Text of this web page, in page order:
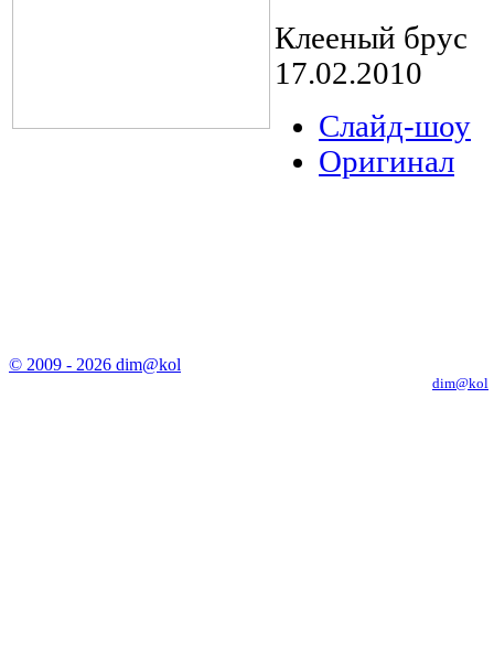
Клееный брус
17.02.2010
Слайд-шоу
Оригинал
© 2009 - 2026 dim@kol
dim@kol